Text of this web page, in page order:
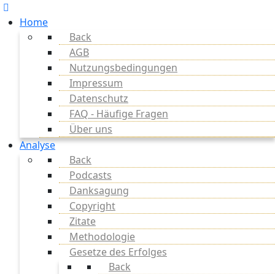
Home
Back
AGB
Nutzungsbedingungen
Impressum
Datenschutz
FAQ - Häufige Fragen
Über uns
Analyse
Back
Podcasts
Danksagung
Copyright
Zitate
Methodologie
Gesetze des Erfolges
Back